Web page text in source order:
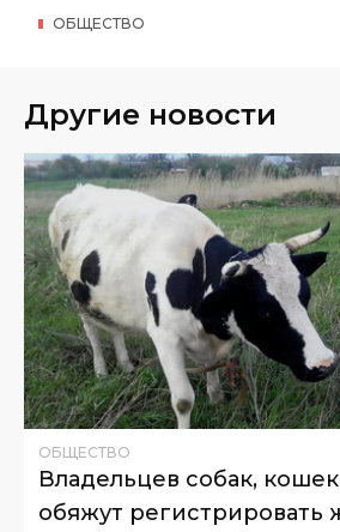
ОБЩЕСТВО
Другие новости
ОБЩЕСТВО
Владельцев собак,
обяжут регистрировать